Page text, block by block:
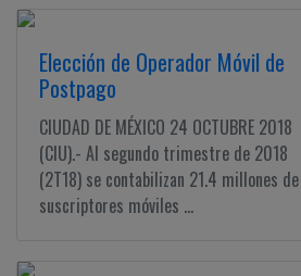
Elección de Operador Móvil de
Postpago
CIUDAD DE MÉXICO 24 OCTUBRE 2018
(CIU).- Al segundo trimestre de 2018
(2T18) se contabilizan 21.4 millones de
suscriptores móviles ...